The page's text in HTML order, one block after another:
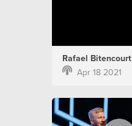
Rafael Bitencourt
Apr 18 2021